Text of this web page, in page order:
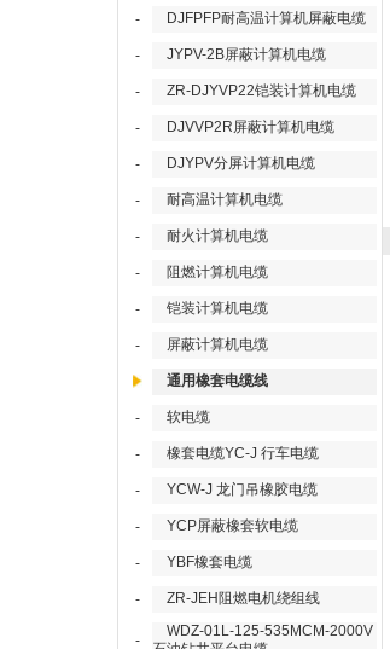
- DJFPFP耐高温计算机屏蔽电缆
- JYPV-2B屏蔽计算机电缆
- ZR-DJYVP22铠装计算机电缆
- DJVVP2R屏蔽计算机电缆
- DJYPV分屏计算机电缆
- 耐高温计算机电缆
- 耐火计算机电缆
- 阻燃计算机电缆
- 铠装计算机电缆
- 屏蔽计算机电缆
通用橡套电缆线
- 软电缆
- 橡套电缆YC-J 行车电缆
- YCW-J 龙门吊橡胶电缆
- YCP屏蔽橡套软电缆
- YBF橡套电缆
- ZR-JEH阻燃电机绕组线
-
WDZ-01L-125-535MCM-2000V